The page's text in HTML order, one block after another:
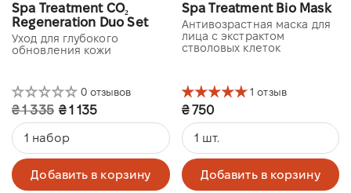
Spa Treatment CO₂
Regeneration Duo Set
Уход для глубокого
обновления кожи
0 отзывов
₴ 1 335 ₴ 1 135
1 набор
Добавить в корзину
Spa Treatment Bio Mask
Антивозрастная маска для
лица с экстрактом
стволовых клеток
1 отзыв
₴ 750
1 шт.
Добавить в корзину